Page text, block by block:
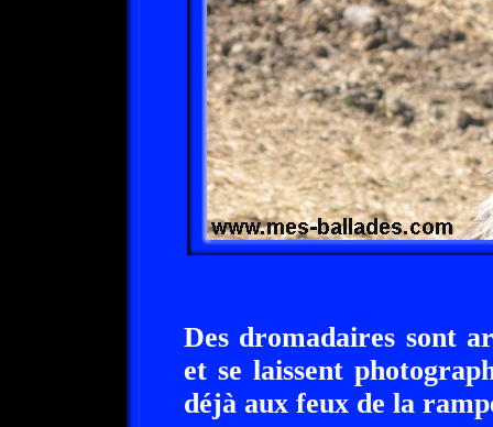
Des dromadaires sont
et se laissent
déjà aux feux de la